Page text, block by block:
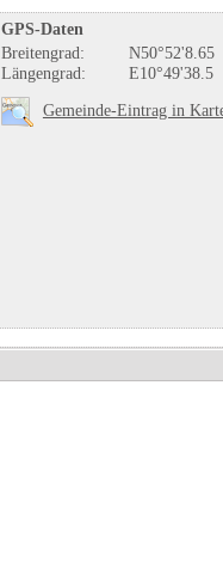
GPS-Daten
Breitengrad:
N50°52'8.65
Längengrad:
E10°49'38.5
Gemeinde-Eintrag in